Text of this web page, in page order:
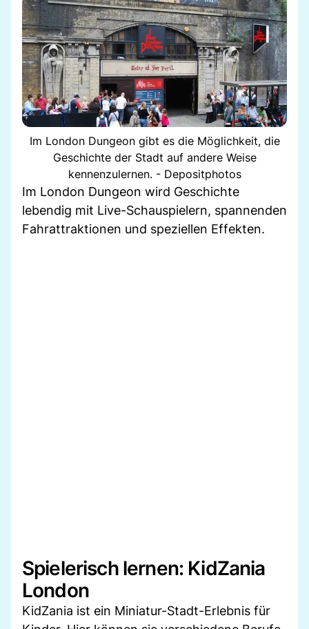
Im London Dungeon gibt es die Möglichkeit, die
Geschichte der Stadt auf andere Weise
kennenzulernen. - Depositphotos
Im London Dungeon wird Geschichte
lebendig mit Live-Schauspielern, spannenden
Fahrattraktionen und speziellen Effekten.
Spielerisch lernen: KidZania
London
KidZania ist ein Miniatur-Stadt-Erlebnis für